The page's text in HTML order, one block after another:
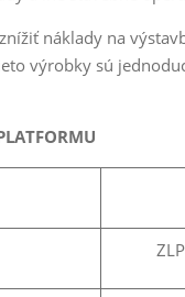
náklady na
výrobky sú